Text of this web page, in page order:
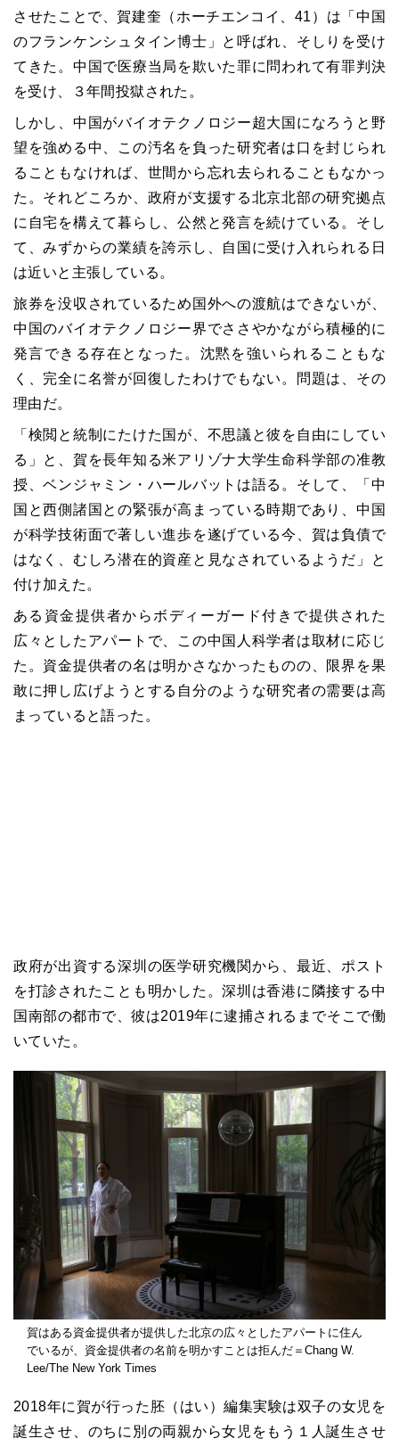
させたことで、賀建奎（ホーチエンコイ、41）は「中国
のフランケンシュタイン博士」と呼ばれ、そしりを受け
てきた。中国で医療当局を欺いた罪に問われて有罪判決
を受け、３年間投獄された。
しかし、中国がバイオテクノロジー超大国になろうと野
望を強める中、この汚名を負った研究者は口を封じられ
ることもなければ、世間から忘れ去られることもなかっ
た。それどころか、政府が支援する北京北部の研究拠点
に自宅を構えて暮らし、公然と発言を続けている。そし
て、みずからの業績を誇示し、自国に受け入れられる日
は近いと主張している。
旅券を没収されているため国外への渡航はできないが、
中国のバイオテクノロジー界でささやかながら積極的に
発言できる存在となった。沈黙を強いられることもな
く、完全に名誉が回復したわけでもない。問題は、その
理由だ。
「検閲と統制にたけた国が、不思議と彼を自由にしてい
る」と、賀を長年知る米アリゾナ大学生命科学部の准教
授、ベンジャミン・ハールバットは語る。そして、「中
国と西側諸国との緊張が高まっている時期であり、中国
が科学技術面で著しい進歩を遂げている今、賀は負債で
はなく、むしろ潜在的資産と見なされているようだ」と
付け加えた。
ある資金提供者からボディーガード付きで提供された
広々としたアパートで、この中国人科学者は取材に応じ
た。資金提供者の名は明かさなかったものの、限界を果
敢に押し広げようとする自分のような研究者の需要は高
まっていると語った。
政府が出資する深圳の医学研究機関から、最近、ポスト
を打診されたことも明かした。深圳は香港に隣接する中
国南部の都市で、彼は2019年に逮捕されるまでそこで働
いていた。
賀はある資金提供者が提供した北京の広々としたアパートに住ん
でいるが、資金提供者の名前を明かすことは拒んだ＝Chang W.
Lee/The New York Times
2018年に賀が行った胚（はい）編集実験は双子の女児を
誕生させ、のちに別の両親から女児をもう１人誕生させ